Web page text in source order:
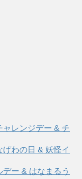
レンジデー & チ
わの日 & 妖怪イ
ー & はなまるう